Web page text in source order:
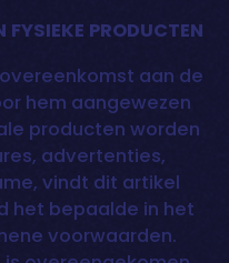
PRODUCTEN
aan de
hem aangewezen
producten worden
advertenties,
vindt dit artikel
het bepaalde in het
voorwaarden.